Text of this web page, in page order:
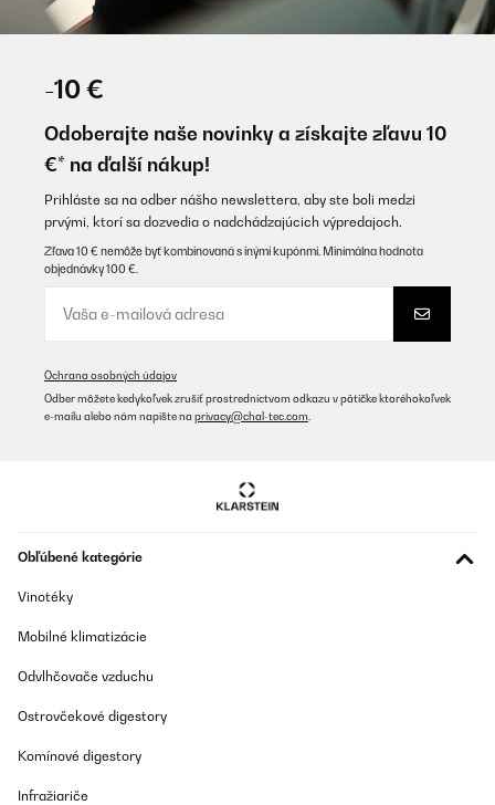
-10 €
Odoberajte naše novinky a získajte zľavu 10
€* na ďalší nákup!
Prihláste sa na odber nášho newslettera, aby ste boli medzi
prvými, ktorí sa dozvedia o nadchádzajúcich výpredajoch.
Zľava 10 € nemôže byť kombinovaná s inými kupónmi. Minimálna hodnota
objednávky 100 €.
Ochrana osobných údajov
Odber môžete kedykoľvek zrušiť prostredníctvom odkazu v pätičke ktoréhokoľvek
e-mailu alebo nám napíšte na privacy@chal-tec.com
Obľúbené kategórie
Vinotéky
Mobilné klimatizácie
Odvlhčovače vzduchu
Ostrovčekové digestory
Komínové digestory
Infražiariče